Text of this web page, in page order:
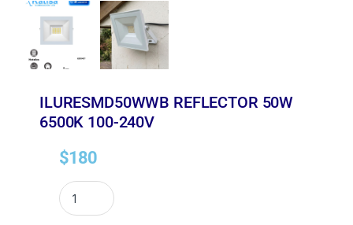
ILURESMD50WWB REFLECTOR 50W
6500K 100-240V
$180